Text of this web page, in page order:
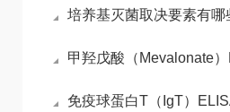
培养基灭菌取决要素有哪
甲羟戊酸（Mevalonate）ELISA检测
免疫球蛋白T（IgT）ELISA检测试剂